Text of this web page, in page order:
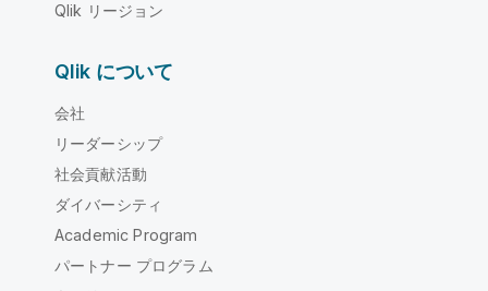
Qlik リージョン
Qlik について
会社
リーダーシップ
社会貢献活動
ダイバーシティ
Academic Program
パートナー プログラム